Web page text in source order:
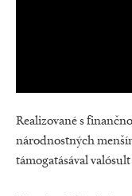
Realizované s
národnostných
támogatásával valósult